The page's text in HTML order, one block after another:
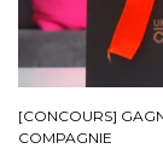
[CONCOURS]
COMPAGNIE